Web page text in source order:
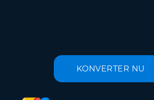
KONVERTER NU